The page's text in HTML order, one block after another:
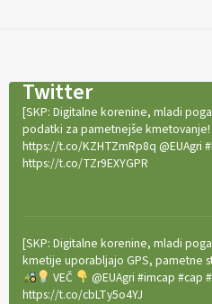
Twitter
[SKP: Digitalne korenine, mladi
podatki za pametnejše kmetovanje!
https://t.co/KZHTZmRp8q @EUAgri
https://t.co/TZr9EXYGPR
[SKP: Digitalne korenine, mladi
kmetije uporabljajo GPS, pametne
VEČ
@EUAgri #imcap #cap
https://t.co/cbLTy5o4YJ